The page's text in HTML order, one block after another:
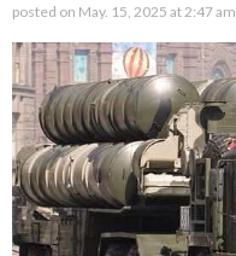
posted on May. 15, 2025 at 2:47 am